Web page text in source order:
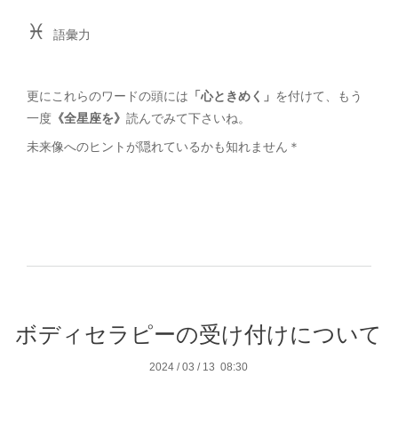
♓︎ 語彙力
更にこれらのワードの頭には 「心ときめく」 を付けて、もう
一度 《全星座を》読んでみて下さいね。
未来像へのヒントが隠れているかも知れません＊
ボディセラピーの受け付けについて
2024 /03 / 13 08:30